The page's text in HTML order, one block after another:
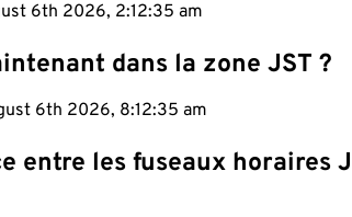
6th 2026, 2:12:36 am
dans la zone JST ?
6th 2026, 8:12:36 am
entre les fuseaux horaires